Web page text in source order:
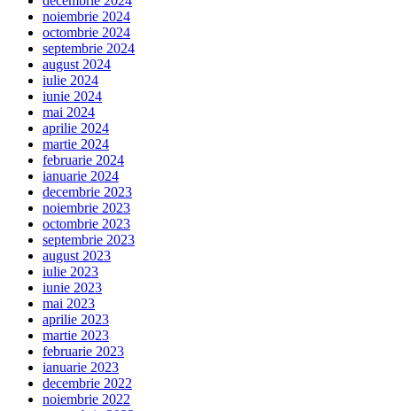
noiembrie 2024
octombrie 2024
septembrie 2024
august 2024
iulie 2024
iunie 2024
mai 2024
aprilie 2024
martie 2024
februarie 2024
ianuarie 2024
decembrie 2023
noiembrie 2023
octombrie 2023
septembrie 2023
august 2023
iulie 2023
iunie 2023
mai 2023
aprilie 2023
martie 2023
februarie 2023
ianuarie 2023
decembrie 2022
noiembrie 2022